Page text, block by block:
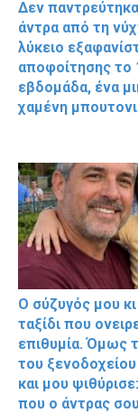
Δεν
άντρα από τη
λύκειο
αποφοίτησης το
εβδομάδα, ένα
χαμένη
Ο σύζυγός μου
ταξίδι που
επιθυμία. Όμως
του
και μου
που ο άντρας